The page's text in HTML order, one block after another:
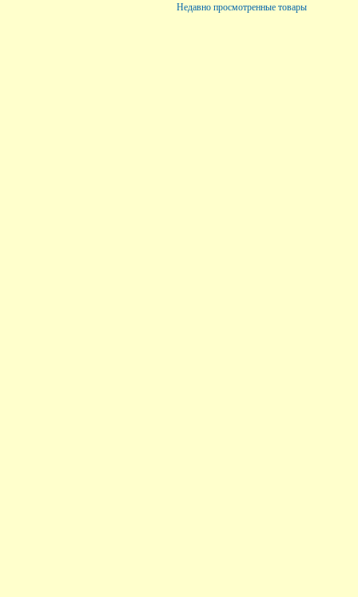
Недавно просмотренные товары